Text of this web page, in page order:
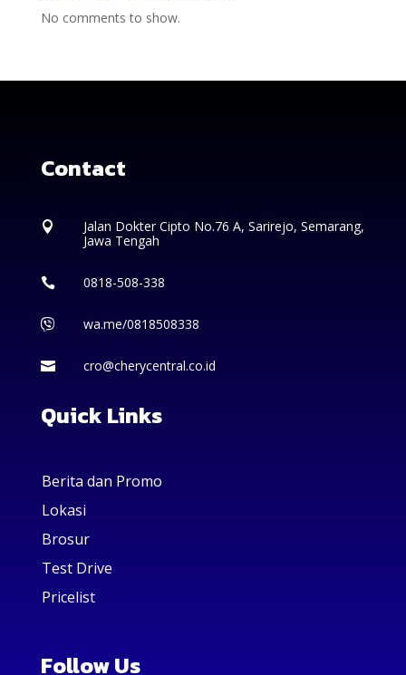
No comments to show.
Contact

Jalan Dokter Cipto No.76 A, Sarirejo, Semarang,
Jawa Tengah
 0818-508-338
 wa.me/0818508338
 cro@cherycentral.co.id
Quick Links
Berita dan Promo
Lokasi
Brosur
Test Drive
Pricelist
Follow Us